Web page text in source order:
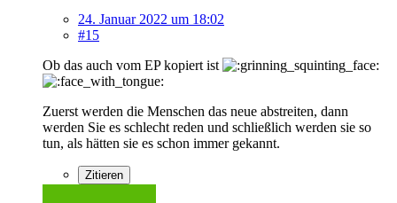
24. Januar 2022 um 18:02
#15
Ob das auch vom EP kopiert ist
Zuerst werden die Menschen das neue abstreiten, dann
werden Sie es schlecht reden und schließlich werden sie so
tun, als hätten sie es schon immer gekannt.
Zitieren